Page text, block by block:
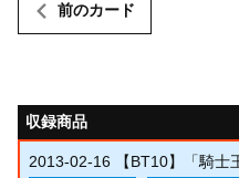
前のカード
収録商品
2013-02-16 【BT10】「騎士